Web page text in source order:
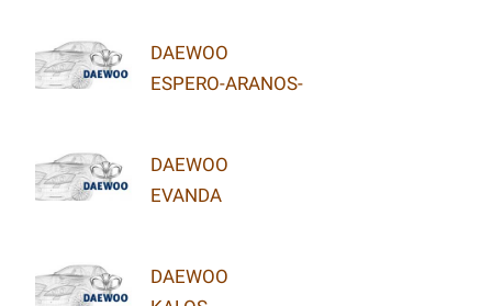
DAEWOO
ESPERO-ARANOS-
DAEWOO
EVANDA
DAEWOO